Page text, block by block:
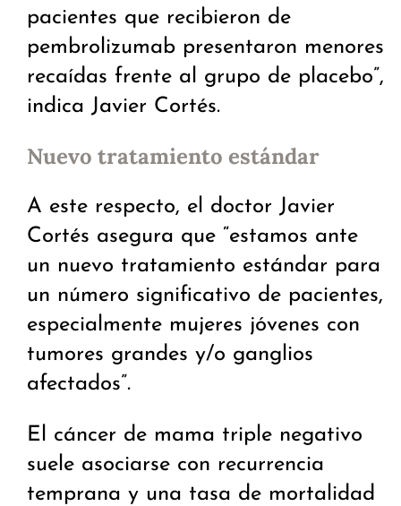
pacientes que recibieron de
pembrolizumab presentaron menores
recaídas frente al grupo de placebo”,
indica Javier Cortés.
Nuevo tratamiento estándar
A este respecto, el doctor Javier
Cortés asegura que “estamos ante
un nuevo tratamiento estándar para
un número significativo de pacientes,
especialmente mujeres jóvenes con
tumores grandes y/o ganglios
afectados”.
El cáncer de mama triple negativo
suele asociarse con recurrencia
temprana y una tasa de mortalidad